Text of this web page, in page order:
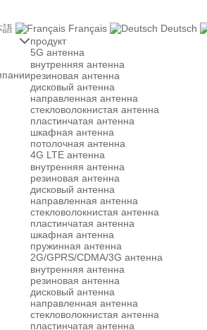
語 Français Deutsch
продукт
5G антенна
внутренняя антенна
резиновая антенна
дисковый антенна
направленная антенна
стекловолокнистая антенна
пластинчатая антенна
шкафная антенна
потолочная антенна
4G LTE антенна
внутренняя антенна
резиновая антенна
дисковый антенна
направленная антенна
стекловолокнистая антенна
пластинчатая антенна
шкафная антенна
пружинная антенна
2G/GPRS/CDMA/3G антенна
внутренняя антенна
резиновая антенна
дисковый антенна
направленная антенна
стекловолокнистая антенна
пластинчатая антенна